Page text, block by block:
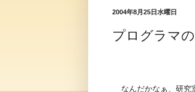
2004年8月25日水曜日
プログラマ
なんだかなぁ、研究